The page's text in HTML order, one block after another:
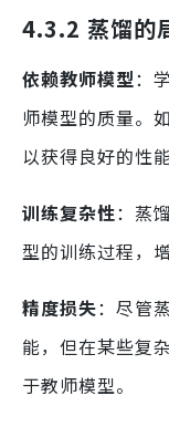
4.3.2 蒸馏的
依赖教师模型：
师模型的质量。
以获得良好的性能
训练复杂性：蒸
型的训练过程，
精度损失：尽管
能，但在某些复
于教师模型。